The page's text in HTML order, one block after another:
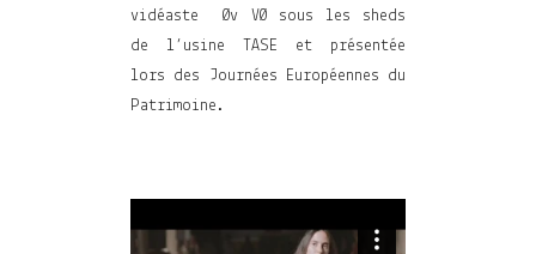
vidéaste Øv VØ sous les sheds
de l’usine TASE et présentée
lors des Journées Européennes du
Patrimoine.